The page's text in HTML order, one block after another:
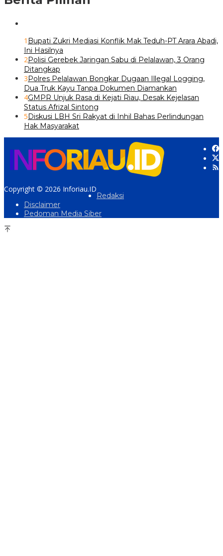
1 Bupati Zukri Mediasi Konflik Mak Teduh-PT Arara Abadi,
Ini Hasilnya
2Polisi Gerebek Jaringan Sabu di Pelalawan, 3 Orang
Ditangkap
3 Polres Pelalawan Bongkar Dugaan Illegal Logging,
Dua Truk Kayu Tanpa Dokumen Diamankan
4GMPR Unjuk Rasa di Kejati Riau, Desak Kejelasan
Status Afrizal Sintong
5 Diskusi LBH Sri Rakyat di Inhil Bahas Perlindungan
Hak Masyarakat
Copyright © 2026 Inforiau.ID
Redaksi
Disclaimer
Pedoman Media Siber